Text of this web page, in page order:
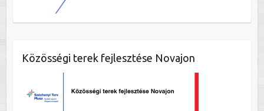
Közösségi terek fejlesztése Novajon